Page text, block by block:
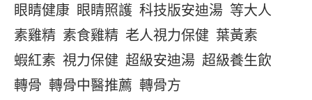
眼睛健康 眼睛照護 科技版安迪湯 等大人
素雞精 素食雞精 老人視力保健 葉黃素
蝦紅素 視力保健 超級安迪湯 超級養生飲
轉骨 轉骨中醫推薦 轉骨方